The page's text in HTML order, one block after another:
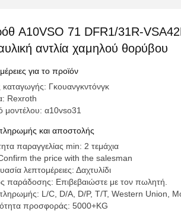
A10VSO 71 DFR1/31R-
αντλία χαμηλού θορύβου
για το προϊόν
Γκουανγκντόνγκ
Rexroth
μοντέλου: α10vso31
και αποστολής
παραγγελίας min: 2 τεμάχια
the price with the salesman
λεπτομέρειες: Δαχτυλίδι
παράδοσης: Επιβεβαιώστε με τον πωλητή.
L/C, D/A, D/P, T/T, Western Union,
προσφοράς: 5000+KG